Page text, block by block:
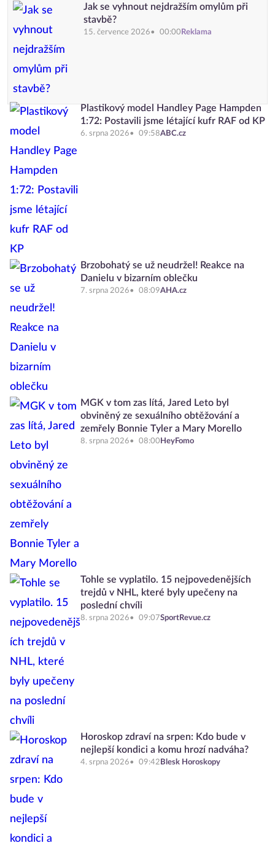
Jak se vyhnout nejdražším omylům při
stavbě?
15. července 2026 00:00 Reklama
Plastikový model Handley Page Hampden
1:72: Postavili jsme létající kufr RAF od KP
6. srpna 2026 09:58ABC.cz
Brzobohatý se už neudržel! Reakce na
Danielu v bizarním oblečku
7. srpna 2026 08:09AHA.cz
MGK v tom zas lítá, Jared Leto byl
obviněný ze sexuálního obtěžování a
zemřely Bonnie Tyler a Mary Morello
8. srpna 2026 08:00 HeyFomo
Tohle se vyplatilo. 15 nejpovedenějších
trejdů v NHL, které byly upečeny na
poslední chvíli
8. srpna 2026 09:07SportRevue.cz
Horoskop zdraví na srpen: Kdo bude v
nejlepší kondici a komu hrozí nadváha?
4. srpna 2026 09:42 Blesk Horoskopy